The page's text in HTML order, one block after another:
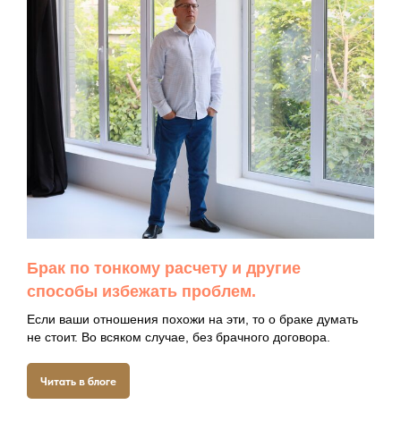
Брак по тонкому расчету и другие
способы избежать проблем.
Если ваши отношения похожи на эти, то о браке думать
не стоит. Во всяком случае, без брачного договора.
Читать в блоге